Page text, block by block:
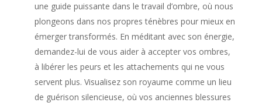
une guide puissante dans le travail d’ombre, où nous
plongeons dans nos propres ténèbres pour mieux en
émerger transformés. En méditant avec son énergie,
demandez-lui de vous aider à accepter vos ombres,
à libérer les peurs et les attachements qui ne vous
servent plus. Visualisez son royaume comme un lieu
de guérison silencieuse, où vos anciennes blessures